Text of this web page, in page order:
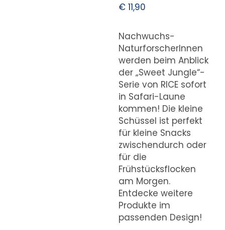
€11,90
Nachwuchs-
NaturforscherInnen
werden beim Anblick
der „Sweet Jungle“-
Serie von RICE sofort
in Safari-Laune
kommen! Die kleine
Schüssel ist perfekt
für kleine Snacks
zwischendurch oder
für die
Frühstücksflocken
am Morgen.
Entdecke weitere
Produkte im
passenden Design!